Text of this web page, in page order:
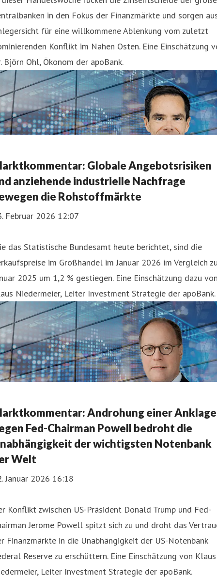
in den Fokus der Finanzmärkte und sorgen
für eine willkommene Ablenkung vom zuletzt
Konflikt im Nahen Osten. Eine Einschätzung
Björn Ohl, Ökonom der apoBank.
Globale Angebotsrisiken
anziehende industrielle Nachfrage
die Rohstoffmärkte
Februar 2026 12:07
das Statistische Bundesamt heute berichtet, sind die
im Großhandel im Januar 2026 im Vergleich
2025 um 1,2 % gestiegen. Eine Einschätzung dazu
Niedermeier, Leiter Investment Strategie der apoBank.
Androhung einer Anklage
Fed-Chairman Powell bedroht die
der wichtigsten Notenbank
Welt
Januar 2026 16:18
Konflikt zwischen US-Präsident Donald Trump und Fed-
Jerome Powell spitzt sich zu und droht das
Finanzmärkte in die Unabhängigkeit der US-Notenbank
Reserve zu erschüttern. Eine Einschätzung von Klaus
Leiter Investment Strategie der apoBank.